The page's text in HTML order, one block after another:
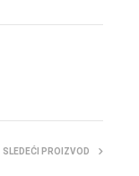
SLEDEĆI PROIZVOD